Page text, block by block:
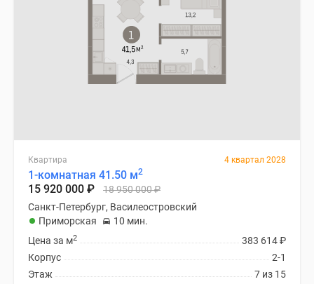
Квартира 4 квартал 2028
1-комнатная 41.50 м2
15 920 000 ₽ 18 950 000₽
Санкт-Петербург, Василеостровский
Приморская
10 мин.
383 614₽
Цена за м2
2-1
Корпус
7 из 15
Этаж